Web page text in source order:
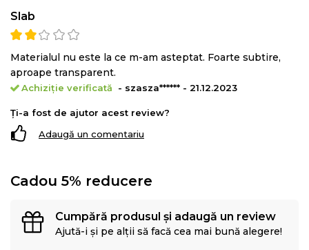
Slab
Materialul nu este la ce m-am asteptat. Foarte subtire,
aproape transparent.
Achiziție verificată - szasza****** - 21.12.2023
Ți-a fost de ajutor acest review?
Adaugă un comentariu
Cadou 5% reducere
Cumpără produsul și adaugă un review
Ajută-i și pe alții să facă cea mai bună alegere!